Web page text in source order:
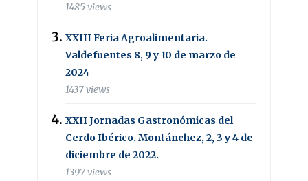
1485 views
XXIII Feria Agroalimentaria.
Valdefuentes 8, 9 y 10 de marzo de
2024
1437 views
XXII Jornadas Gastronómicas del
Cerdo Ibérico. Montánchez, 2, 3 y 4 de
diciembre de 2022.
1397 views